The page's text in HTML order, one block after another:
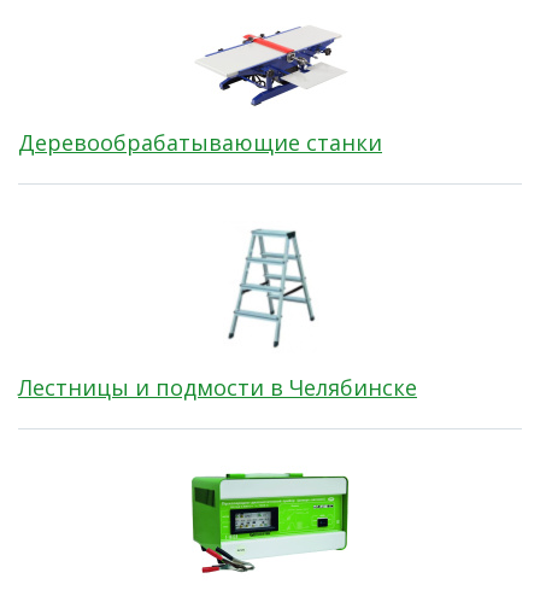
Деревообрабатывающие станки
Лестницы и подмости в Челябинске